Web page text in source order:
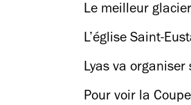
Le meilleur
L’église Saint-
Lyas va
Pour voir la